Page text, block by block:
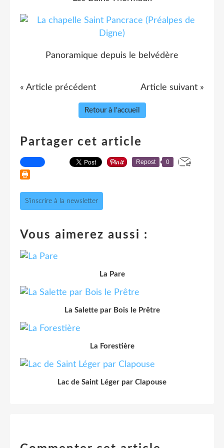
Panoramique depuis le belvédère
« Article précédent Article suivant »
Retour à l'accueil
Partager cet article
Repost 0
S'inscrire à la newsletter
Vous aimerez aussi :
La Pare
La Salette par Bois le Prêtre
La Forestière
Lac de Saint Léger par Clapouse